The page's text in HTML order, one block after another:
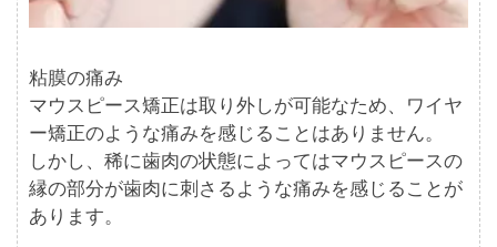
粘膜の痛み
マウスピース矯正は取り外しが可能なため、ワイヤ
ー矯正のような痛みを感じることはありません。
しかし、稀に歯肉の状態によってはマウスピースの
縁の部分が歯肉に刺さるような痛みを感じることが
あります。